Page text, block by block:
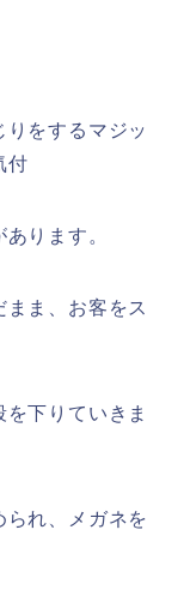
をするマジッ
付
ります。
ま、お客をス
下りていきま
られ、メガネを